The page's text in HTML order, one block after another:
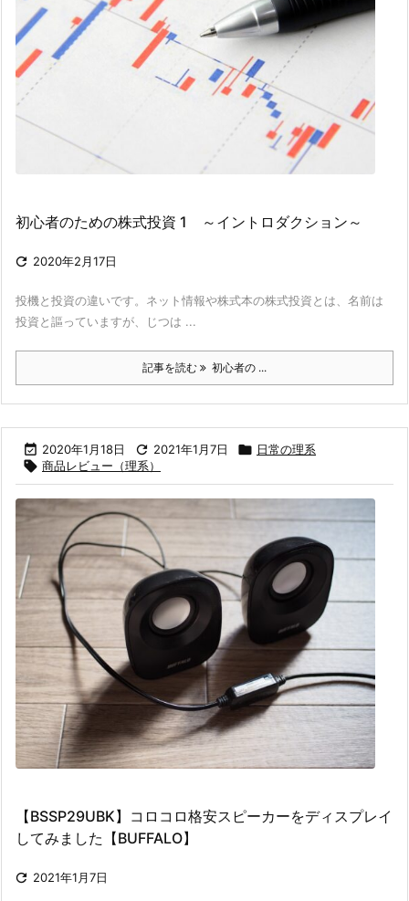
初心者のための株式投資 1 ～イントロダクション～
 2020年2月17日
投機と投資の違いです。ネット情報や株式本の株式投資とは、名前は
投資と謳っていますが、じつは ...
記事を読む 初心者の ...
 2020年1月18日  2021年1月7日  日常の理系
 商品レビュー（理系）
【BSSP29UBK】コロコロ格安スピーカーをディスプレイ
してみました【BUFFALO】
 2021年1月7日